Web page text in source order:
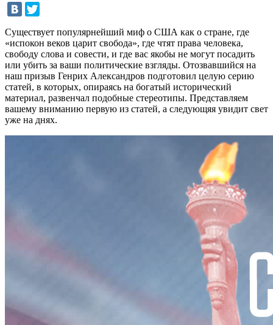
Существует популярнейший миф о США как о стране, где
«испокон веков царит свобода», где чтят права человека,
свободу слова и совести, и где вас якобы не могут посадить
или убить за ваши политические взгляды. Отозвавшийся на
наш призыв Генрих Александров подготовил целую серию
статей, в которых, опираясь на богатый исторический
материал, развенчал подобные стереотипы. Представляем
вашему вниманию первую из статей, а следующяя увидит свет
уже на днях.